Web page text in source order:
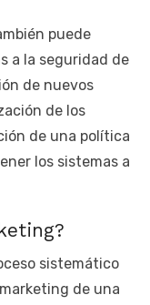
puede
a la seguridad de
de nuevos
de los
de una política
los sistemas a
sistemático
de una